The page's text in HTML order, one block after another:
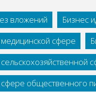
вложений
Бизнес
сфере
общественного